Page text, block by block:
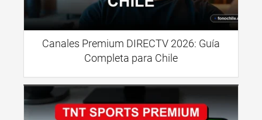
Canales Premium DIRECTV 2026: Guía
Completa para Chile